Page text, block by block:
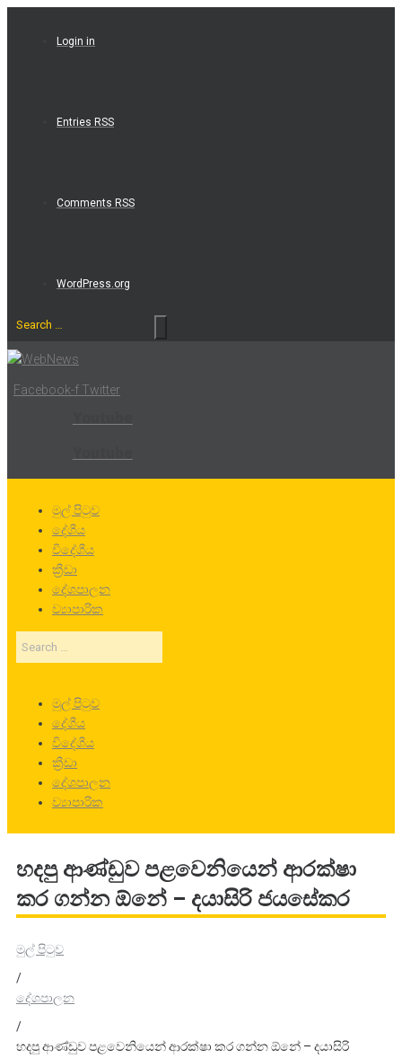
Login in
Entries RSS
Comments RSS
WordPress.org
Search
Facebook-f Twitter
මුල් පිටුව
දේශීය
විදේශීය
ක්‍රීඩා
දේශපාලන
ව්‍යාපාරික
Search
…
මුල් පිටුව
දේශීය
විදේශීය
ක්‍රීඩා
දේශපාලන
ව්‍යාපාරික
හදපු ආණ්ඩුව පළවෙනියෙන් ආරක්ෂා
කර ගන්න ඕනේ – දයාසිරි ජයසේකර
මුල් පිටුව
/
දේශපාලන
/
හදපු ආණ්ඩුව පළවෙනියෙන් ආරක්ෂා කර ගන්න ඕනේ – දයාසිරි